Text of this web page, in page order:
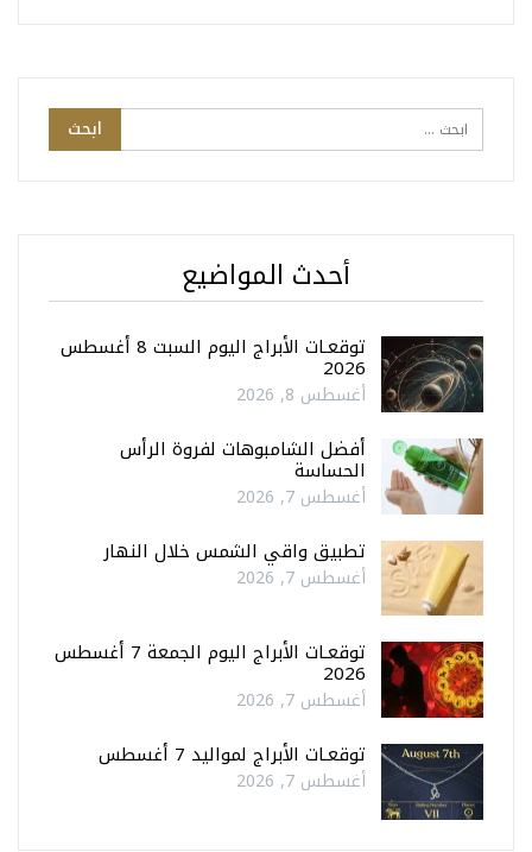
أحدث المواضيع
توقعـات الأبراج اليوم السبت 8 أغسطس
2026
أغسطس 8, 2026
أفضل الشامبوهات لفروة الرأس
الحساسة
أغسطس 7, 2026
تطبيق واقي الشمس خلال النهار
أغسطس 7, 2026
توقعـات الأبراج اليوم الجمعة 7 أغسطس
2026
أغسطس 7, 2026
توقعـات الأبراج لمواليد 7 أغسطس
أغسطس 7, 2026